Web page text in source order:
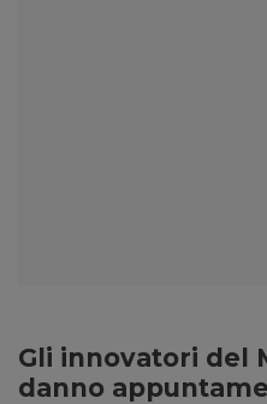
Gli innovatori del
danno